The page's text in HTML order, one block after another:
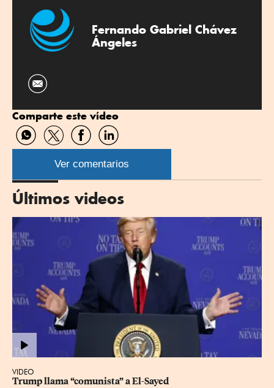
Fernando Gabriel Chávez
Ángeles
Comparte este vídeo
Compartir
por
WhatsApp
Compartir
por
Twitter
Compartir
por
Facebook
Compartir
por
Linkedin
Ver comentarios
Últimos videos
VIDEO
Trump llama “comunista” a El-Sayed